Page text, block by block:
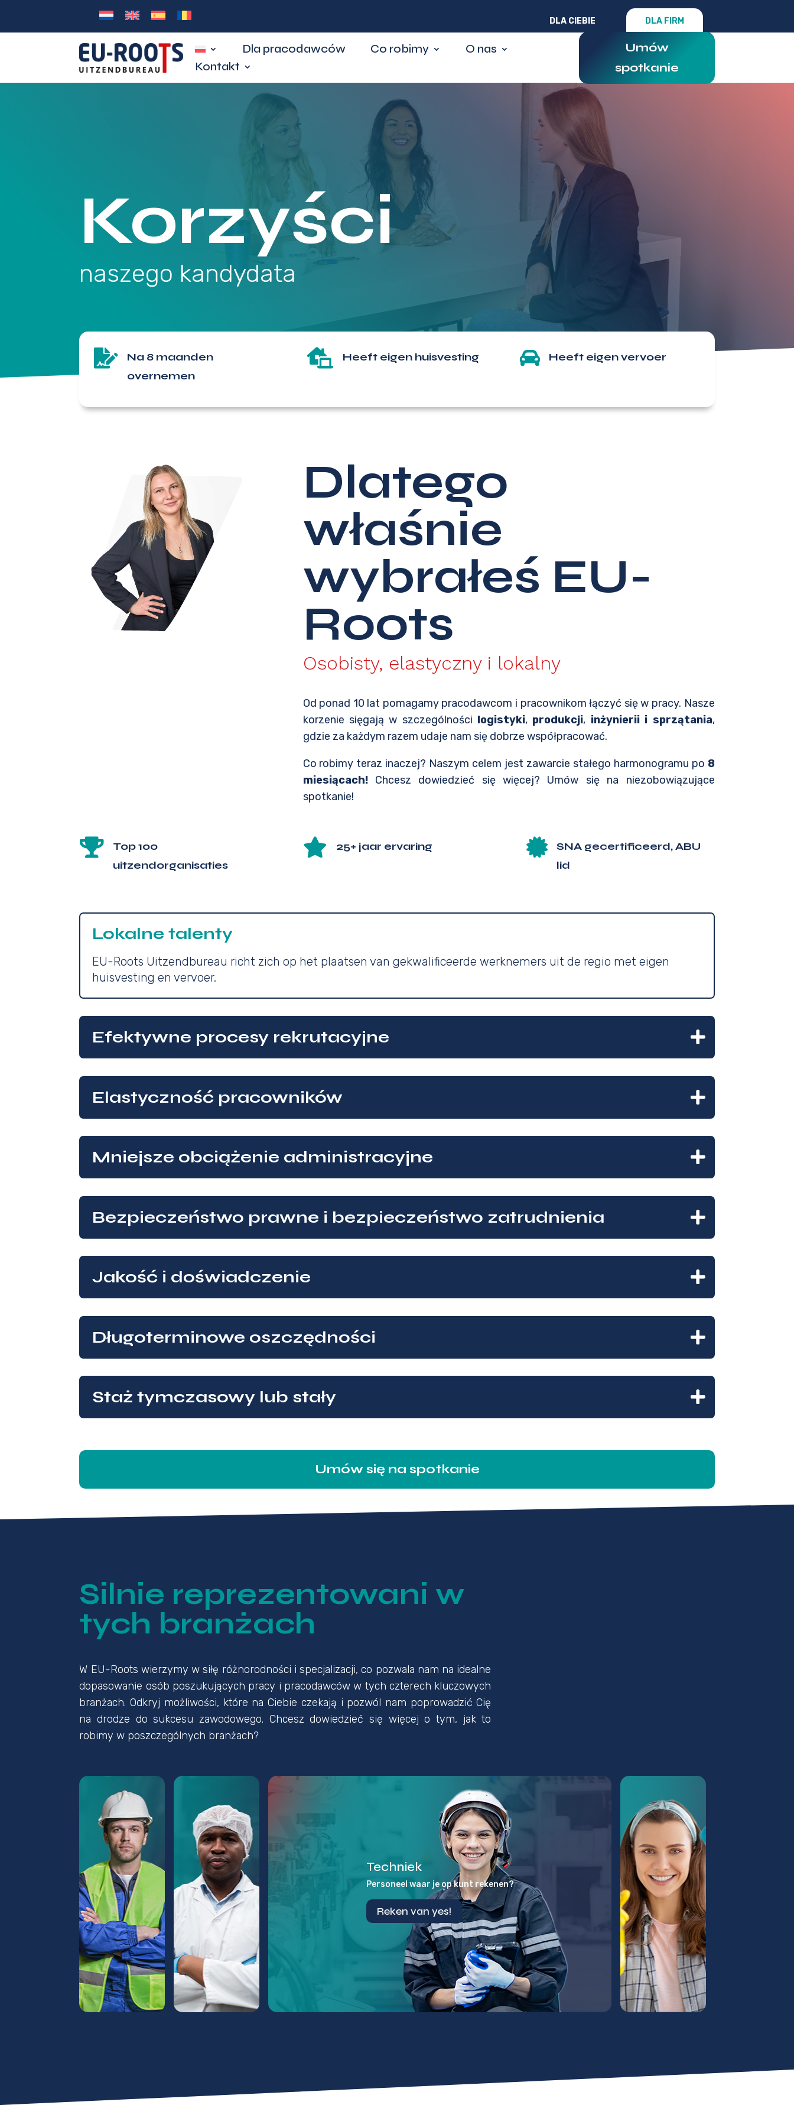
DLA CIEBIE DLA FIRM
Dla pracodawców Co robimy
O nas
Kontakt
Umów
spotkanie
Korzyści
naszego kandydata

Na 8 maanden
overnemen
 Heeft eigen huisvesting  Heeft eigen vervoer
Dlatego
właśnie
wybrałeś EU-
Roots
Osobisty, elastyczny i lokalny
Od ponad 10 lat pomagamy pracodawcom i pracownikom łączyć się w pracy. Nasze
korzenie sięgają w szczególności logistyki, produkcji, inżynierii i sprzątania,
gdzie za każdym razem udaje nam się dobrze współpracować.
Co robimy teraz inaczej? Naszym celem jest zawarcie stałego harmonogramu po 8
miesiącach!Chcesz dowiedzieć się więcej? Umów się na niezobowiązujące
spotkanie!

Top 100
uitzendorganisaties
 25+ jaar ervaring 
SNA gecertificeerd, ABU
lid
Lokalne talenty
EU-Roots Uitzendbureau richt zich op het plaatsen van gekwalificeerde werknemers uit de regio met eigen
huisvesting en vervoer.
Efektywne procesy rekrutacyjne
Elastyczność pracowników
Mniejsze obciążenie administracyjne
Bezpieczeństwo prawne i bezpieczeństwo zatrudnienia
Jakość i doświadczenie
Długoterminowe oszczędności
Staż tymczasowy lub stały
Umów się na spotkanie
Silnie reprezentowani w
tych branżach
W EU-Roots wierzymy w siłę różnorodności i specjalizacji, co pozwala nam na idealne
dopasowanie osób poszukujących pracy i pracodawców w tych czterech kluczowych
branżach. Odkryj możliwości, które na Ciebie czekają i pozwól nam poprowadzić Cię
na drodze do sukcesu zawodowego. Chcesz dowiedzieć się więcej o tym, jak to
robimy w poszczególnych branżach?
Techniek
Personeel waar je op kunt rekenen?
Reken van yes!